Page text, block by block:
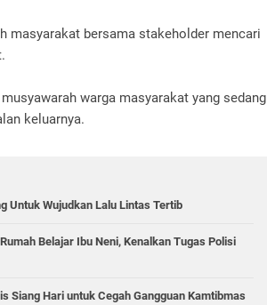
masyarakat bersama stakeholder mencari
warga masyarakat yang sedang
keluarnya.
Untuk Wujudkan Lalu Lintas Tertib
Belajar Ibu Neni, Kenalkan Tugas Polisi
Siang Hari untuk Cegah Gangguan Kamtibmas